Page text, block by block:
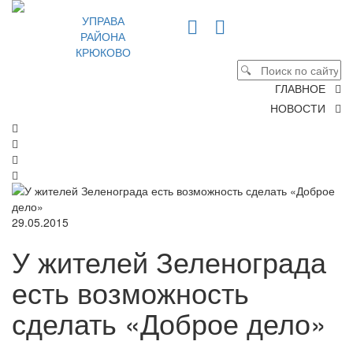
УПРАВА
РАЙОНА
КРЮКОВО
ГЛАВНОЕ
НОВОСТИ
29.05.2015
У жителей Зеленограда
есть возможность
сделать «Доброе дело»